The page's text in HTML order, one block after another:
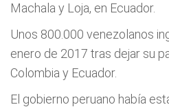
Machala y Loja, en Ecuador.
Unos 800.000 venezolanos
enero de 2017 tras dejar su
Colombia y Ecuador.
El gobierno peruano había